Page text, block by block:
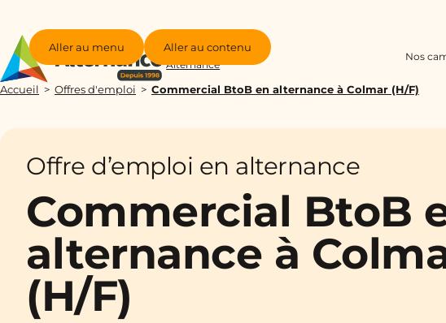
Aller au menu Aller au contenu
Groupe
Alternance
Nos
Accueil Offres d'emploi Commercial BtoB en alternance à Colmar (H/F)
Offre d’emploi en alternance
Commercial BtoB
alternance à
(H/F)